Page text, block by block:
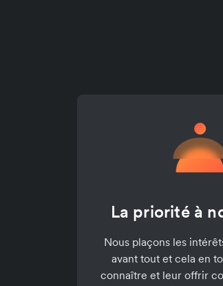
La priorité à
Nous plaçons les
avant tout et cela en
connaître et leur offrir